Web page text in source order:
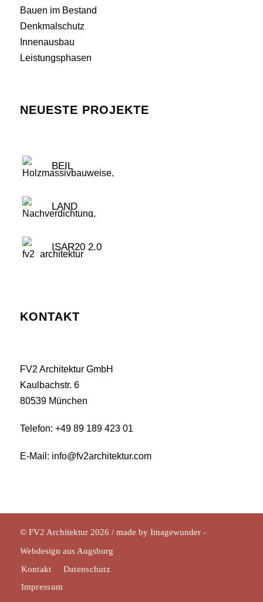
Bauen im Bestand
Denkmalschutz
Innenausbau
Leistungsphasen
NEUESTE PROJEKTE
BEIL
LAND
ISAR20 2.0
KONTAKT
FV2 Architektur GmbH
Kaulbachstr. 6
80539 München
Telefon: +49 89 189 423 01
E-Mail: info@fv2architektur.com
© FV2 Architektur 2026 / made by Imagewunder -
Webdesign aus Augsburg
Kontakt
Datenschutz
Impressum